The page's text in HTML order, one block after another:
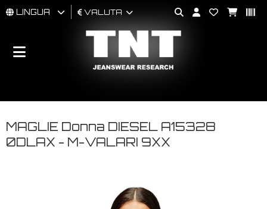
UOMO
BRAND
LINGUA VALUTA
MAGLIE Donna DIESEL A15328
0DLAX - M-VALARI 9XX